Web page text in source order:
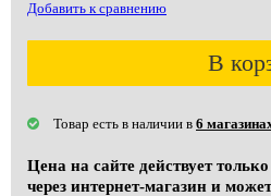
Добавить к сравнению
В
Товар есть в наличии в 6
Цена на сайте действует
через интернет-магазин и